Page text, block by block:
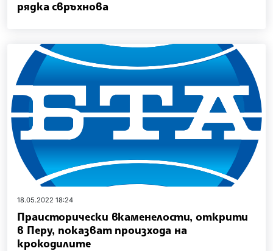
рядка свръхнова
18.05.2022 18:24
Праисторически вкаменелости, открити
в Перу, показват произхода на
крокодилите